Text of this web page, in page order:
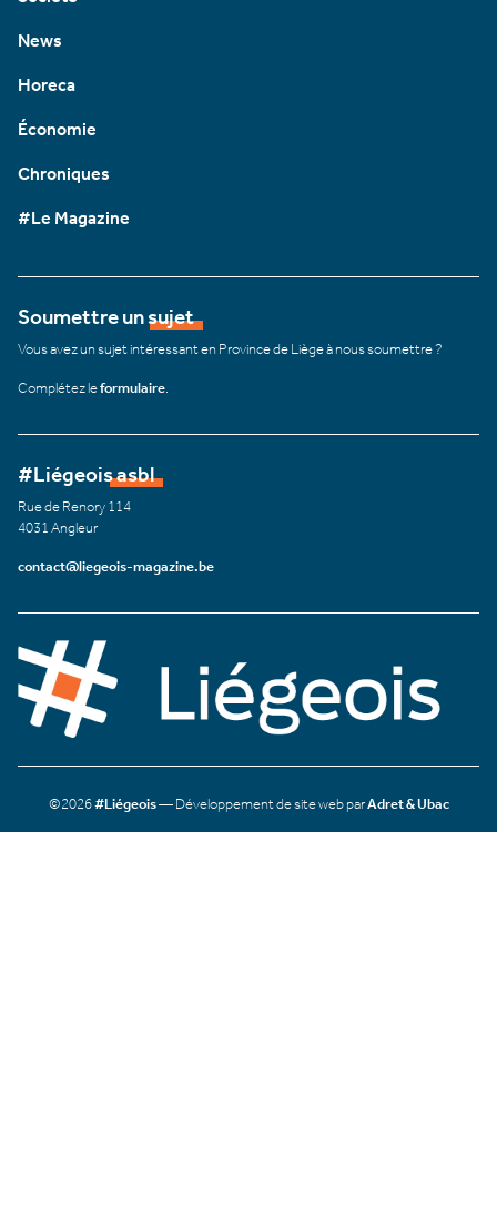
News
Horeca
Économie
Chroniques
#Le Magazine
Soumettre un sujet
Vous avez un sujet intéressant en Province de Liège à nous soumettre ?
Complétez leformulaire
#Liégeois asbl
Rue de Renory 114
4031 Angleur
contact@liegeois-magazine.be
©2026#Liégeois— Développement de site web parAdret & Ubac